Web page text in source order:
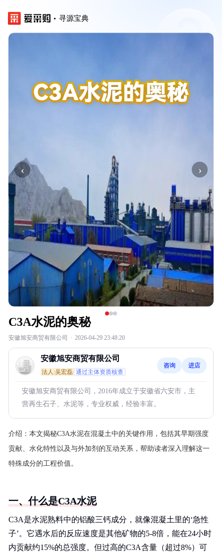
寻源宝典
‹ ›
C3A水泥的奥秘
安徽旭安商贸有限公司 · 2026-04-29 23:48:20
安徽旭安商贸有限公司
法人:吴宏磊 通过主体资质核查
咨询 进店
安徽旭安商贸有限公司，2016年成立于安徽省六安市，主
营再生石子、水泥等，专业权威，经验丰富。
介绍： 本文揭秘C3A水泥在混凝土中的关键作用，包括其早期强度
贡献、水化特性以及与外加剂的互动关系，帮助读者深入理解这一
特殊成分的工程价值。
一、什么是C3A水泥
C3A是水泥熟料中的铝酸三钙成分，就像混凝土里的‘急性
子’。它遇水后的反应速度是其他矿物的5-8倍，能在24小时
内贡献约15%的总强度。但过高的C3A含量（超过8%）可